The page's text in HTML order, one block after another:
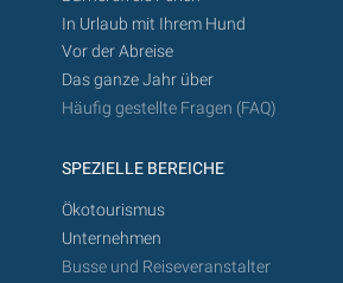
In Urlaub mit Ihrem Hund
Vor der Abreise
Das ganze Jahr über
Häufig gestellte Fragen (FAQ)
SPEZIELLE BEREICHE
Ökotourismus
Unternehmen
Busse und Reiseveranstalter